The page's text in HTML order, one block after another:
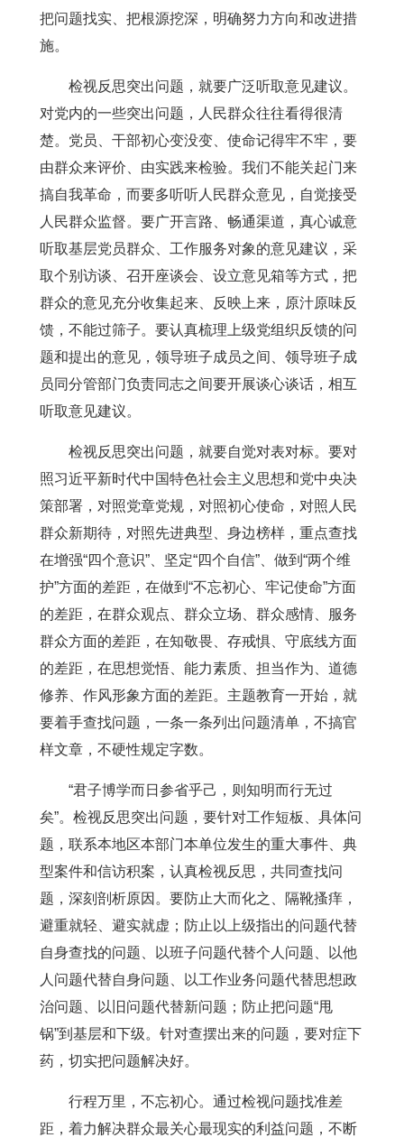
把问题找实、把根源挖深，明确努力方向和改进措
施。
检视反思突出问题，就要广泛听取意见建议。
对党内的一些突出问题，人民群众往往看得很清
楚。党员、干部初心变没变、使命记得牢不牢，要
由群众来评价、由实践来检验。我们不能关起门来
搞自我革命，而要多听听人民群众意见，自觉接受
人民群众监督。要广开言路、畅通渠道，真心诚意
听取基层党员群众、工作服务对象的意见建议，采
取个别访谈、召开座谈会、设立意见箱等方式，把
群众的意见充分收集起来、反映上来，原汁原味反
馈，不能过筛子。要认真梳理上级党组织反馈的问
题和提出的意见，领导班子成员之间、领导班子成
员同分管部门负责同志之间要开展谈心谈话，相互
听取意见建议。
检视反思突出问题，就要自觉对表对标。要对
照习近平新时代中国特色社会主义思想和党中央决
策部署，对照党章党规，对照初心使命，对照人民
群众新期待，对照先进典型、身边榜样，重点查找
在增强“四个意识”、坚定“四个自信”、做到“两个维
护”方面的差距，在做到“不忘初心、牢记使命”方面
的差距，在群众观点、群众立场、群众感情、服务
群众方面的差距，在知敬畏、存戒惧、守底线方面
的差距，在思想觉悟、能力素质、担当作为、道德
修养、作风形象方面的差距。主题教育一开始，就
要着手查找问题，一条一条列出问题清单，不搞官
样文章，不硬性规定字数。
“君子博学而日参省乎己，则知明而行无过
矣”。检视反思突出问题，要针对工作短板、具体问
题，联系本地区本部门本单位发生的重大事件、典
型案件和信访积案，认真检视反思，共同查找问
题，深刻剖析原因。要防止大而化之、隔靴搔痒，
避重就轻、避实就虚；防止以上级指出的问题代替
自身查找的问题、以班子问题代替个人问题、以他
人问题代替自身问题、以工作业务问题代替思想政
治问题、以旧问题代替新问题；防止把问题“甩
锅”到基层和下级。针对查摆出来的问题，要对症下
药，切实把问题解决好。
行程万里，不忘初心。通过检视问题找准差
距，着力解决群众最关心最现实的利益问题，不断